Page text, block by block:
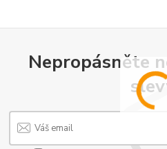
Nepropásněte